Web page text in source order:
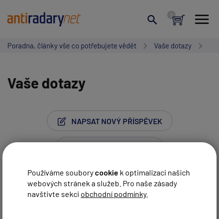
Používáme souborycookie k optimalizaci našich
webových stránek a služeb. Pro naše zásady
navštivte sekci obchodní podmínky.
Poradna, články vše co potřebujete vědět Vaše dotazy
Vaše dotazy
NAPSAT NOVÝ PŘÍSPĚVEK
Stránka: 1 … 70 71 72 73